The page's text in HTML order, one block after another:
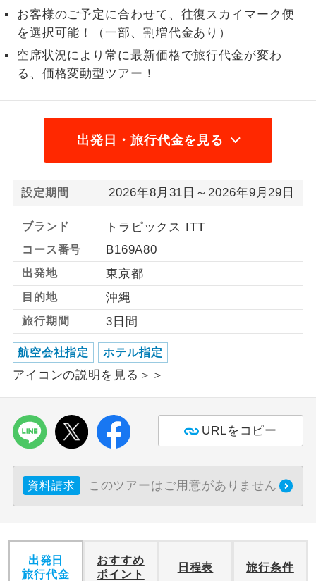
お客様のご予定に合わせて、往復スカイマーク便
を選択可能！（一部、割増代金あり）
空席状況により常に最新価格で旅行代金が変わ
る、価格変動型ツアー！
出発日・旅行代金を見る
設定期間 2026年8月31日～2026年9月29日
ブランド トラピックス ITT
コース番号 B169A80
出発地 東京都
目的地 沖縄
旅行期間 3日間
航空会社指定 ホテル指定
アイコンの説明を見る＞＞
URLをコピー
資料請求 このツアーはご用意がありません
出発日
旅行代金
おすすめ
ポイント
日程表 旅行条件
1名様催行
1名様から出発可能な個人型プランで
す。
2名様催行
2名様から出発可能な個人型プランで
おひとり様参
おひとり様限定でご参加いただけるコー
スです。
ご夫婦限定
ご夫婦限定でご参加いただけるコースで
す。
女性限定
す。
年齢制限あり
ご参加にあたり年齢に制限があるコース
です。
航空会社指定
利用航空会社が指定なので、ご出発の計
画にとても便利です。
ホテル指定
おひとり様バ
ス2席利用
おひとり様でバス席を2席利⽤できま